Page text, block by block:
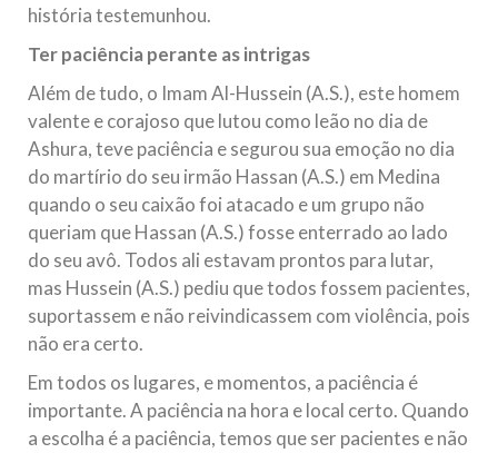
história testemunhou.
Ter paciência perante as intrigas
Além de tudo, o Imam Al-Hussein (A.S.), este homem
valente e corajoso que lutou como leão no dia de
Ashura, teve paciência e segurou sua emoção no dia
do martírio do seu irmão Hassan (A.S.) em Medina
quando o seu caixão foi atacado e um grupo não
queriam que Hassan (A.S.) fosse enterrado ao lado
do seu avô. Todos ali estavam prontos para lutar,
mas Hussein (A.S.) pediu que todos fossem pacientes,
suportassem e não reivindicassem com violência, pois
não era certo.
Em todos os lugares, e momentos, a paciência é
importante. A paciência na hora e local certo. Quando
a escolha é a paciência, temos que ser pacientes e não